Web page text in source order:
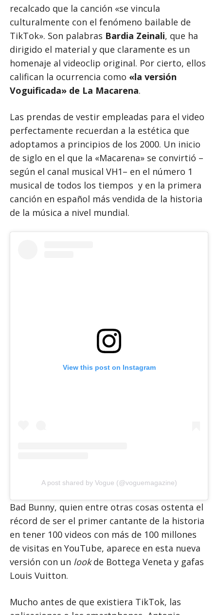
recalcado que la canción «se vincula
culturalmente con el fenómeno bailable de
TikTok». Son palabras Bardia Zeinali, que ha
dirigido el material y que claramente es un
homenaje al videoclip original. Por cierto, ellos
califican la ocurrencia como «la versión
Voguificada» de La Macarena.
Las prendas de vestir empleadas para el video
perfectamente recuerdan a la estética que
adoptamos a principios de los 2000. Un inicio
de siglo en el que la «Macarena» se convirtió –
según el canal musical VH1– en el número 1
musical de todos los tiempos y en la primera
canción en español más vendida de la historia
de la música a nivel mundial.
View this post on Instagram
A post shared by Vogue (@voguemagazine)
Bad Bunny, quien entre otras cosas ostenta el
récord de ser el primer cantante de la historia
en tener 100 videos con más de 100 millones
de visitas en YouTube, aparece en esta nueva
versión con un lookde Bottega Veneta y gafas
Louis Vuitton.
Mucho antes de que existiera TikTok, las